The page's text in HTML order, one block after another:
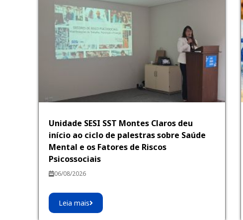
Unidade SESI SST Montes Claros deu
início ao ciclo de palestras sobre Saúde
Mental e os Fatores de Riscos
Psicossociais
06/08/2026
Leia mais